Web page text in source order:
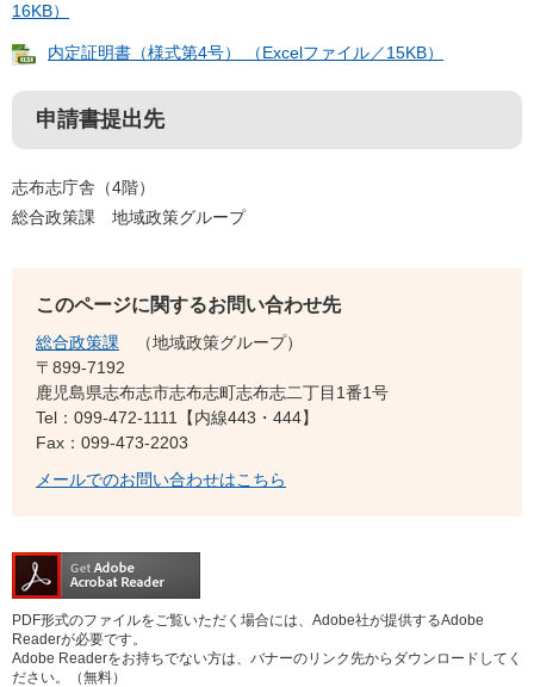
16KB）
内定証明書（様式第4号） （Excelファイル／15KB）
申請書提出先
志布志庁舎（4階）
総合政策課 地域政策グループ
このページに関するお問い合わせ先
総合政策課
地域政策グループ
〒899‐7192
鹿児島県志布志市志布志町志布志二丁目1番1号
Tel：099-472-1111【内線443・444】
Fax：099-473-2203
メールでのお問い合わせはこちら
PDF形式のファイルをご覧いただく場合には、Adobe社が提供するAdobe
Readerが必要です。
Adobe Readerをお持ちでない方は、バナーのリンク先からダウンロードしてく
ださい。（無料）